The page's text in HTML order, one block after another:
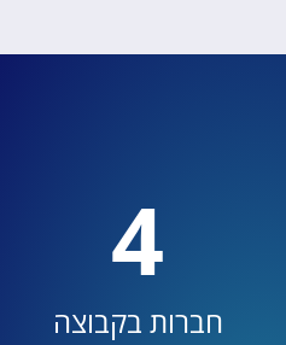
חברות בקבוצה
4